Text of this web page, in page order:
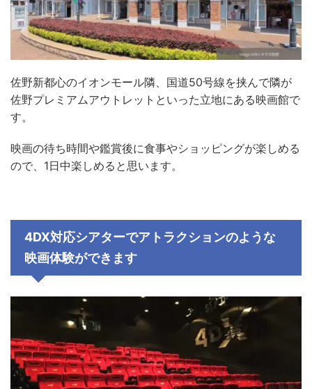
佐野新都心のイオンモール隣、国道50号線を挟んで隣が
佐野プレミアムアウトレットといった立地にある映画館で
す。
映画の待ち時間や鑑賞後に食事やショッピングが楽しめる
ので、1日中楽しめると思います。
4DX対応シアターでアトラクションのような
映画体験ができます